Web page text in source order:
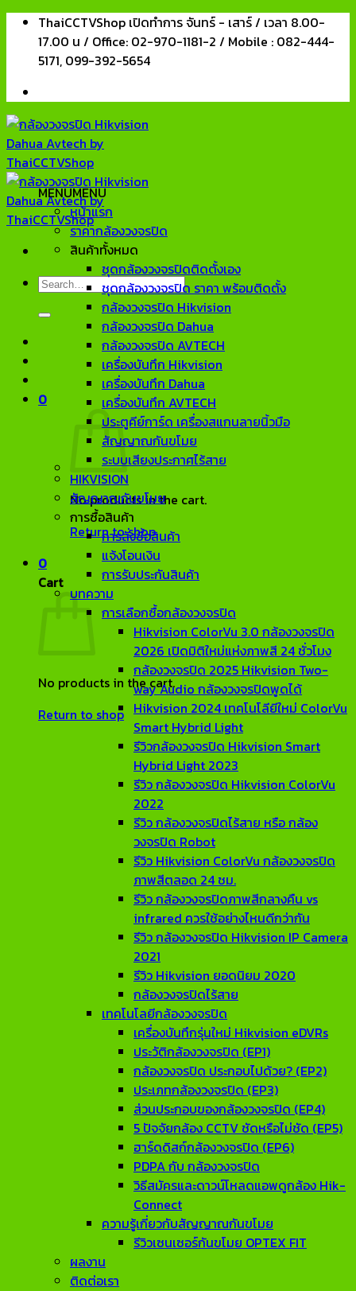
Skip
content
ThaiCCTVShop เปิดทำการ จันทร์ - เสาร์ / เวลา 8.00-
17.00 น / Office: 02-970-1181-2 / Mobile : 082-444-
5171, 099-392-5654
Search
0
No products in the cart.
Return to shop
0
Cart
No products in the cart.
Return to shop
MENUMENU
หน้าแรก
ราคากล้องวงจรปิด
สินค้าทั้งหมด
ชุดกล้องวงจรปิดติดตั้งเอง
ชุดกล้องวงจรปิด ราคา พร้อมติดตั้ง
กล้องวงจรปิด Hikvision
กล้องวงจรปิด Dahua
กล้องวงจรปิด AVTECH
เครื่องบันทึก Hikvision
เครื่องบันทึก Dahua
เครื่องบันทึก AVTECH
ประตูคีย์การ์ด เครื่องสแกนลายนิ้วมือ
สัญญาณกันขโมย
ระบบเสียงประกาศไร้สาย
HIKVISION
สัญญาณกันขโมย
การซื้อสินค้า
การสั่งซื้อสินค้า
แจ้งโอนเงิน
การรับประกันสินค้า
บทความ
การเลือกซื้อกล้องวงจรปิด
Hikvision ColorVu 3.0 กล้องวงจรปิด
2026 เปิดมิติใหม่แห่งภาพสี 24 ชั่วโมง
กล้องวงจรปิด 2025 Hikvision Two-
way Audio กล้องวงจรปิดพูดได้
Hikvision 2024 เทคโนโลียีใหม่ ColorVu
Smart Hybrid Light
รีวิวกล้องวงจรปิด Hikvision Smart
Hybrid Light 2023
รีวิว กล้องวงจรปิด Hikvision ColorVu
2022
รีวิว กล้องวงจรปิดไร้สาย หรือ กล้อง
วงจรปิด Robot
รีวิว Hikvision ColorVu กล้องวงจรปิด
ภาพสีตลอด 24 ชม.
รีวิว กล้องวงจรปิดภาพสีกลางคืน vs
infrared ควรใช้อย่างไหนดีกว่ากัน
รีวิว กล้องวงจรปิด Hikvision IP Camera
2021
รีวิว Hikvision ยอดนิยม 2020
กล้องวงจรปิดไร้สาย
เทคโนโลยีกล้องวงจรปิด
เครื่องบันทึกรุ่นใหม่ Hikvision eDVRs
ประวัติกล้องวงจรปิด (EP1)
กล้องวงจรปิด ประกอบไปด้วย? (EP2)
ประเภทกล้องวงจรปิด (EP3)
ส่วนประกอบของกล้องวงจรปิด (EP4)
5 ปัจจัยกล้อง CCTV ชัดหรือไม่ชัด (EP5)
ฮาร์ดดิสก์กล้องวงจรปิด (EP6)
PDPA กับ กล้องวงจรปิด
วิธีสมัครและดาวน์โหลดแอพดูกล้อง Hik-
Connect
ความรู้เกี่ยวกับสัญญาณกันขโมย
รีวิวเซนเซอร์กันขโมย OPTEX FIT
ผลงาน
ติดต่อเรา